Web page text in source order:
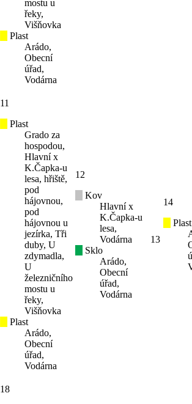
mostu u
řeky,
Višňovka
Plast
Arádo,
Obecní
úřad,
Vodárna
11
Plast
Grado za
hospodou,
Hlavní x
K.Čapka-u
lesa, hřiště,
pod
hájovnou,
pod
hájovnou u
jezírka, Tři
duby, U
zdymadla,
U
železničního
mostu u
řeky,
Višňovka
Plast
Arádo,
Obecní
úřad,
Vodárna
12
Kov
Hlavní x
K.Čapka-u
lesa,
Vodárna
Sklo
Arádo,
Obecní
úřad,
Vodárna
13
14
Plast
18